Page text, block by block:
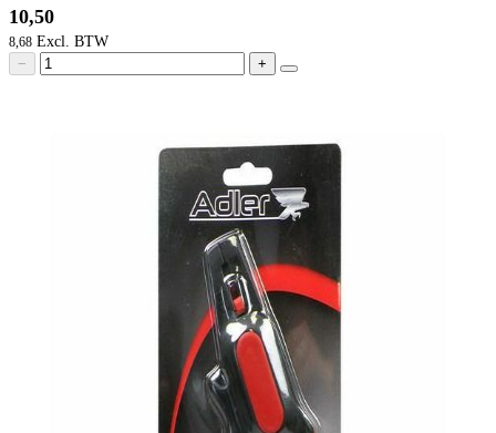
10,50
8,68
− +